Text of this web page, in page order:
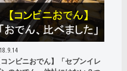
コンビニおでん】「セブンイレ